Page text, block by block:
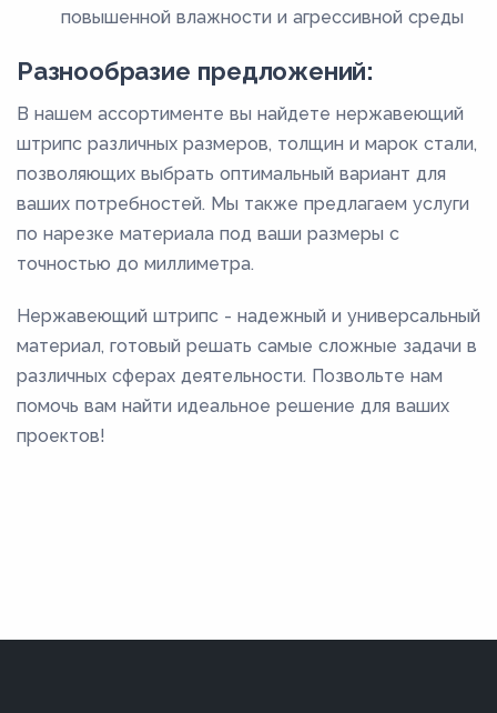
повышенной влажности и агрессивной среды
Разнообразие предложений:
В нашем ассортименте вы найдете нержавеющий
штрипс различных размеров, толщин и марок стали,
позволяющих выбрать оптимальный вариант для
ваших потребностей. Мы также предлагаем услуги
по нарезке материала под ваши размеры с
точностью до миллиметра.
Нержавеющий штрипс - надежный и универсальный
материал, готовый решать самые сложные задачи в
различных сферах деятельности. Позвольте нам
помочь вам найти идеальное решение для ваших
проектов!